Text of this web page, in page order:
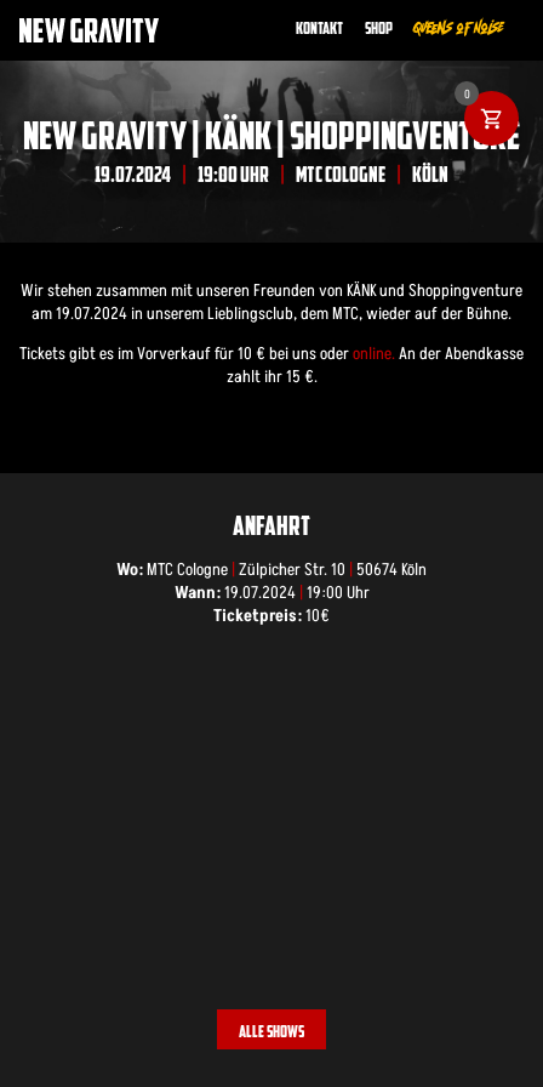
Kontakt Shop Queens of Noise
NEW GRAVITY | KÄNK | SHOPPINGVENTURE
19.07.2024 19:00 UHR MTC COLOGNE KÖLN
Wir stehen zusammen mit unseren Freunden von KÄNK und Shoppingventure
am 19.07.2024 in unserem Lieblingsclub, dem MTC, wieder auf der Bühne.
Tickets gibt es im Vorverkauf für 10 € bei uns oderonline. An der Abendkasse
zahlt ihr 15 €.
ANFAHRT
Wo:MTC Cologne Zülpicher Str. 10
50674 Köln
Wann:19.07.2024 19:00 Uhr
Ticketpreis:10€
ALLE SHOWS
0